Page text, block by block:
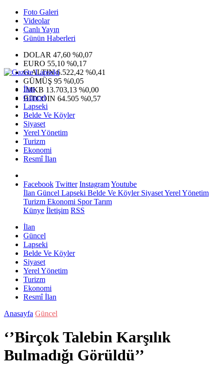
Foto Galeri
Videolar
Canlı Yayın
Günün Haberleri
DOLAR 47,60 %0,07
EURO 55,10 %0,17
G.ALTIN6.522,42 %0,41
GÜMÜŞ 95 %0,05
IMKB 13.703,13 %0,00
BITCOIN 64.505 %0,57
İlan
Güncel
Lapseki
Belde Ve Köyler
Siyaset
Yerel Yönetim
Turizm
Ekonomi
Resmî İlan
Facebook Twitter InstagramYoutube
İlan Güncel Lapseki Belde Ve KöylerSiyasetYerel Yönetim
Turizm Ekonomi SporTarım
Künye İletişim RSS
İlan
Güncel
Lapseki
Belde Ve Köyler
Siyaset
Yerel Yönetim
Turizm
Ekonomi
Resmî İlan
Anasayfa Güncel
‘’Birçok Talebin Karşılık
Bulmadığı Görüldü’’